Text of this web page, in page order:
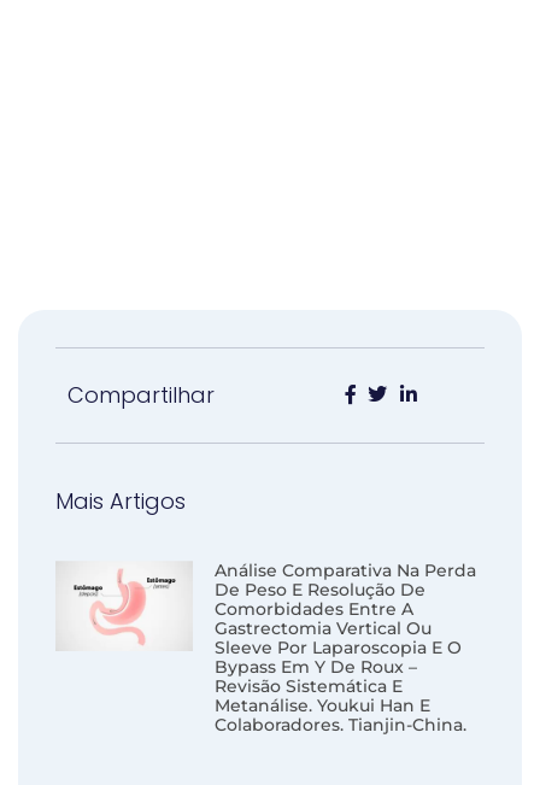
Compartilhar
Mais Artigos
Análise Comparativa Na Perda
De Peso E Resolução De
Comorbidades Entre A
Gastrectomia Vertical Ou
Sleeve Por Laparoscopia E O
Bypass Em Y De Roux –
Revisão Sistemática E
Metanálise. Youkui Han E
Colaboradores. Tianjin-China.